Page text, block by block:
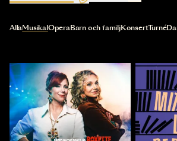
Val av kategori uppdaterar innehållet automatiskt
AllaMusikal OperaBarn och familjKonsertTurné